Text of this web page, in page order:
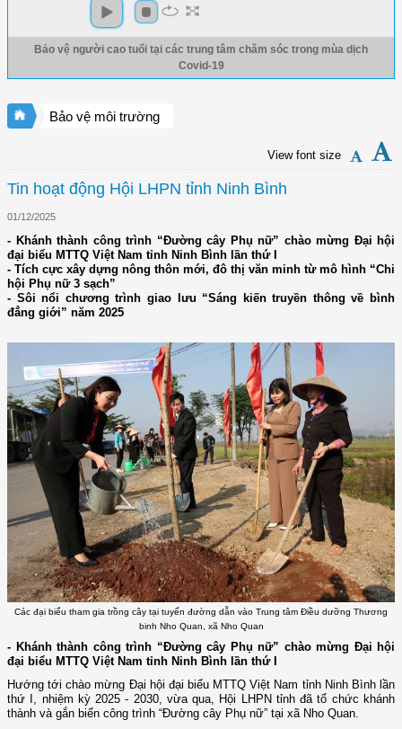
Bảo vệ người cao tuổi tại các trung tâm chăm sóc trong mùa dịch
Covid-19
Bảo vệ môi trường
View font size
Tin hoạt động Hội LHPN tỉnh Ninh Bình
01/12/2025
- Khánh thành công trình “Đường cây Phụ nữ” chào mừng Đại hội
đại biểu MTTQ Việt Nam tỉnh Ninh Bình lần thứ I
- Tích cực xây dựng nông thôn mới, đô thị văn minh từ mô hình “Chi
hội Phụ nữ 3 sạch”
- Sôi nổi chương trình giao lưu “Sáng kiến truyền thông về bình
đẳng giới” năm 2025
Các đại biểu tham gia trồng cây tại tuyến đường dẫn vào Trung tâm Điều dưỡng Thương
binh Nho Quan, xã Nho Quan
- Khánh thành công trình “Đường cây Phụ nữ” chào mừng Đại hội
đại biểu MTTQ Việt Nam tỉnh Ninh Bình lần thứ I
Hướng tới chào mừng Đại hội đại biểu MTTQ Việt Nam tỉnh Ninh Bình lần
thứ I, nhiệm kỳ 2025 - 2030, vừa qua, Hội LHPN tỉnh đã tổ chức khánh
thành và gắn biển công trình “Đường cây Phụ nữ” tại xã Nho Quan.